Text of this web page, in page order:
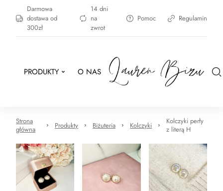
Darmowa
dostawa od
300zł
14 dni
na
zwrot
Pomoc Regulamin
PRODUKTY O NAS
Strona
główna
Produkty Biżuteria Kolczyki
Kolczyki perły
z literą H